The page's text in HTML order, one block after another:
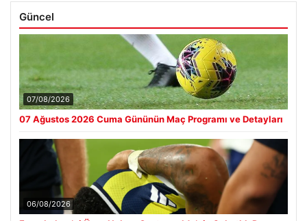
Güncel
07/08/2026
07 Ağustos 2026 Cuma Gününün Maç Programı ve Detayları
06/08/2026